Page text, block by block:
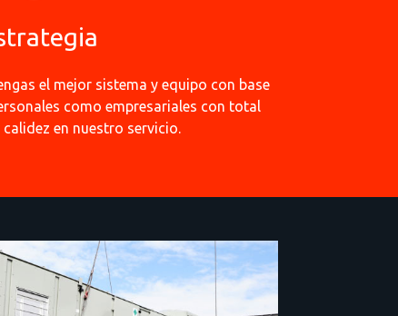
el mejor sistema y equipo con base
como empresariales con total
en nuestro servicio.